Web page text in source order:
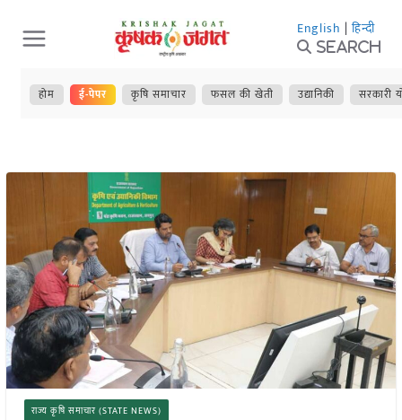
Skip
to
content
English | हिन्दी
Search
होम ई-पेपर कृषि समाचार फसल की खेती उद्यानिकी सरकारी
राज्य कृषि समाचार (STATE NEWS)